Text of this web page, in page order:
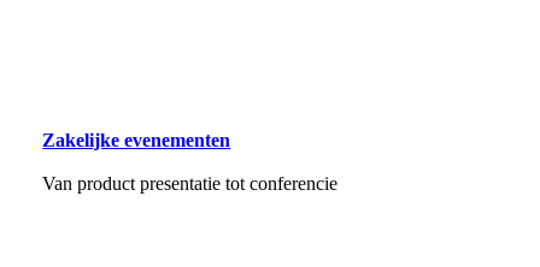
Zakelijke evenementen
Van product presentatie tot conferencie